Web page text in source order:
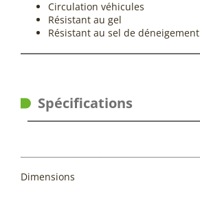
Circulation véhicules
Résistant au gel
Résistant au sel de déneigement
Spécifications
Dimensions